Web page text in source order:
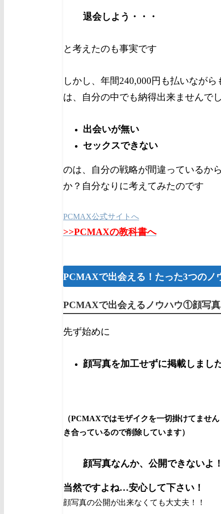
退会しよう・・・
と考えたのも事実です
しかし、年間240,000円も払いなが
は、自分の中でも納得出来ませんで
出会いが無い
セックスできない
のは、自分の戦略が間違っているか
か？自分なりに考えてみたのです
PCMAX公式サイトへ
>>PCMAXの教科書へ
PCMAXで出会える！たった3つのノ
PCMAXで出会えるノウハウ①顔写真
先ず始めに
顔写真を加工せずに掲載しまし
（PCMAXではモザイクを一切掛けてませ
き合っているので削除しています）
顔写真なんか、 公開できないよ
当然ですよね…安心して下さい！
顔写真の公開が出来なくても大丈夫！！